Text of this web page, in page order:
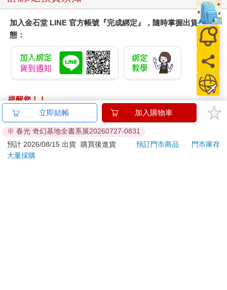
加入金石堂 LINE 官方帳號『完成綁定』，隨時掌握出貨動
態：
提醒您！！
金石堂及銀行均不會請您操作ATM! 如接獲電話要求您前往
ATM提款機，請不要聽從指示，以免受騙上當！
退換貨須知：
**提醒您，鑑賞期不等於試用期，退回商品須為全新狀態**
立即結帳 加入購物車
※ 春光 奇幻基地全書系展20260727-0831
預計 2026/08/15 出貨
購買後進貨 預訂門市商品
門市庫存
大量採購